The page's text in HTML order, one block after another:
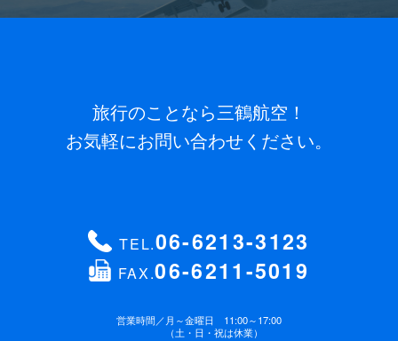
旅行のことなら三鶴航空！
お気軽にお問い合わせください。
TEL.06-6213-3123
FAX.06-6211-5019
営業時間／月～金曜日 11:00～17:00
（土・日・祝は休業）